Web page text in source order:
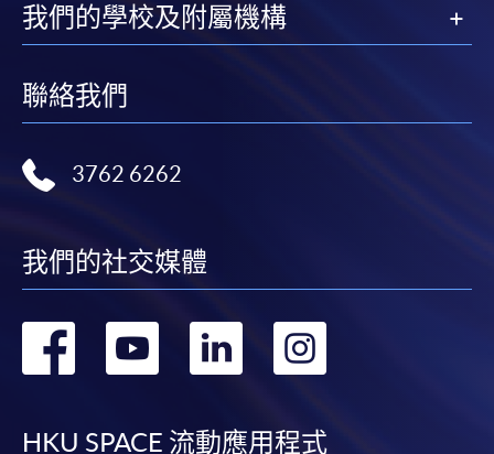
我們的學校及附屬機構
聯絡我們
3762 6262
我們的社交媒體
轉
轉
轉
HKU SPACE 流動應用程式